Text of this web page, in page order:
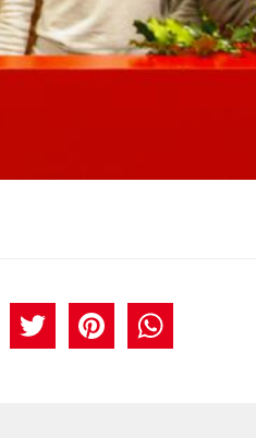
Facebook
Twitter